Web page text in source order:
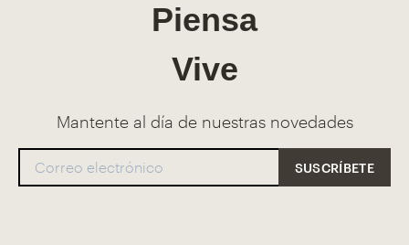
Piensa
Vive
Mantente al día de nuestras novedades